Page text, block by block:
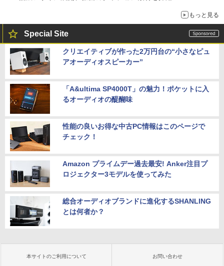
もっと見る
Special Site
クリエイティブが作った2万円台の“小さなピュ
アオーディオスピーカー”
「A&ultima SP4000T」の魅力！ポケットに入
るオーディオの醍醐味
性能の良いお得な中古PC情報はこのページで
チェック！
Amazon プライムデー過去最安! Anker注目プ
ロジェクター3モデルを使ってみた
総合オーディオブランドに進化するSHANLING
とは何者か？
本サイトのご利用について お問い合わせ